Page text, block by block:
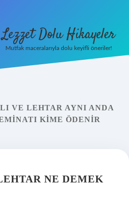
Lezzet Dolu Hikayeler
Mutfak maceralarıyla dolu keyifli öneriler!
VE LEHTAR AYNI ANDA
KIME ÖDENIR
NE DEMEK